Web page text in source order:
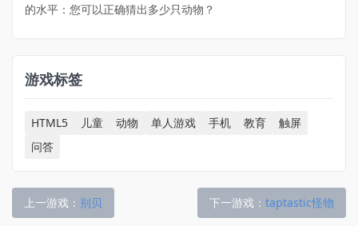
的水平：您可以正确猜出多少只动物？
游戏标签
HTML5 儿童 动物 单人游戏 手机 教育
触屏
问答
上一游戏： 别贝 下一游戏： taptastic怪物